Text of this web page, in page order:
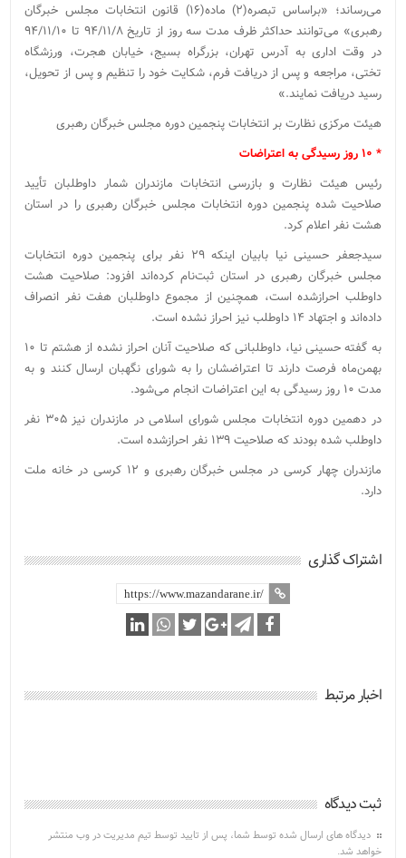
می‌رساند؛ «براساس تبصره(۲) ماده(۱۶) قانون انتخابات مجلس خبرگان
رهبری» می‌توانند حداکثر ظرف مدت سه روز از تاریخ ۹۴/۱۱/۸ تا ۹۴/۱۱/۱۰
در وقت اداری به آدرس تهران، بزرگراه بسیج، خیابان هجرت، ورزشگاه
تختی، مراجعه و پس از دریافت فرم، شکایت خود را تنظیم و پس از تحویل،
رسید دریافت نمایند.»
هیئت مرکزی نظارت بر انتخابات پنجمین دوره مجلس خبرگان رهبری
* ۱۰ روز رسیدگی به اعتراضات
رئیس هیئت نظارت و بازرسی انتخابات مازندران شمار داوطلبان تأیید
صلاحیت شده پنجمین دوره انتخابات مجلس خبرگان رهبری را در استان
هشت نفر اعلام کرد.
سیدجعفر حسینی نیا بابیان اینکه ۲۹ نفر برای پنجمین دوره انتخابات
مجلس خبرگان رهبری در استان ثبت‌نام کرده‌اند افزود: صلاحیت هشت
داوطلب احرازشده است، همچنین از مجموع داوطلبان هفت نفر انصراف
داده‌اند و اجتهاد ۱۴ داوطلب نیز احراز نشده است.
به گفته حسینی نیا، داوطلبانی که صلاحیت آنان احراز نشده از هشتم تا ۱۰
بهمن‌ماه فرصت دارند تا اعتراضشان را به شورای نگهبان ارسال کنند و به
مدت ۱۰ روز رسیدگی به این اعتراضات انجام می‌شود.
در دهمین دوره انتخابات مجلس شورای اسلامی در مازندران نیز ۳۰۵ نفر
داوطلب شده بودند که صلاحیت ۱۳۹ نفر احرازشده است.
مازندران چهار کرسی در مجلس خبرگان رهبری و ۱۲ کرسی در خانه ملت
دارد.
اشتراک گذاری
اخبار مرتبط
ثبت دیدگاه
دیدگاه های ارسال شده توسط شما، پس از تایید توسط تیم مدیریت در وب منتشر
خواهد شد.